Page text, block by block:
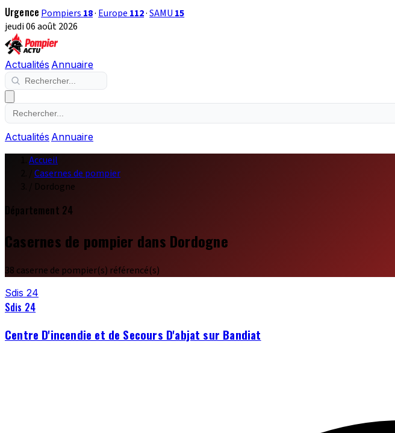
Urgence Pompiers 18· Europe 112·SAMU 15
jeudi 06 août 2026
Actualités Annuaire
Actualités Annuaire
Accueil
Casernes de pompier
Dordogne
Département 24
Casernes de pompier dans Dordogne
38 caserne de pompier(s) référencé(s)
Sdis 24
Sdis 24
Centre D'incendie et de Secours D'abjat sur Bandiat